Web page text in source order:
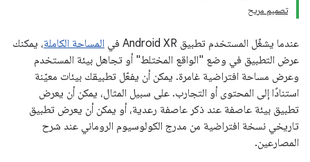
تصميم مريح
عندما يشغّل المستخدم تطبيق Android XR في المساحة الكاملة، يمكنك
عرض التطبيق في وضع "الواقع المختلط" أو تجاهل بيئة المستخدم
وعرض مساحة افتراضية غامرة. يمكن أن يفعّل تطبيقك بيئات معيّنة
استنادًا إلى المحتوى أو التجارب. على سبيل المثال، يمكن أن يعرض
تطبيق بيئة عاصفة عند ذكر عاصفة رعدية، أو يمكن أن يعرض تطبيق
تاريخي نسخة افتراضية من مدرج الكولوسيوم الروماني عند شرح
المصارعين.